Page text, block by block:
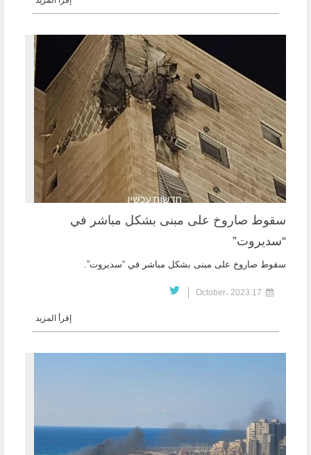
سقوط صاروخ على مبنى بشكل مباشر في
“سديروت”
سقوط صاروخ على مبنى بشكل مباشر في “سديروت”.
إقرأ المزيد